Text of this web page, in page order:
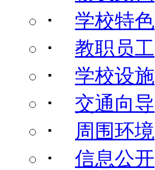
･ 学校特色
･ 教职员工
･ 学校设施
･ 交通向导
･ 周围环境
･ 信息公开